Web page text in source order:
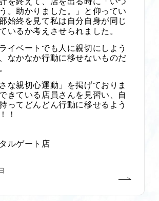
。助かりました。」と仰ってい
始終を見て私は自分自身が同じ
いるか考えさせられました。
イベートでも人に親切にしよう
なかなか行動に移せないものだ
な親切心運動」を掲げておりま
きている店員さんを見習い、自
ってどんどん行動に移せるよう
！
ルゲート店